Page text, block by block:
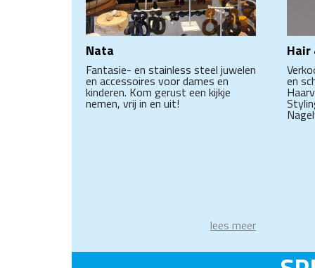
Nata
Fantasie- en stainless steel juwelen
en accessoires voor dames en
kinderen. Kom gerust een kijkje
nemen, vrij in en uit!
lees meer
Hair
en